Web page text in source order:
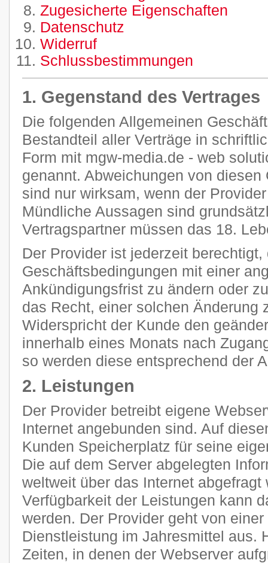
Zugesicherte Eigenschaften
Datenschutz
Widerruf
Schlussbestimmungen
1. Gegenstand des Vertrages
Die folgenden Allgemeinen
Bestandteil aller Verträge in
Form mit mgw-media.de - web
genannt. Abweichungen von
sind nur wirksam, wenn der
Mündliche Aussagen sind
Vertragspartner müssen das 18.
Der Provider ist jederzeit
Geschäftsbedingungen mit einer
Ankündigungsfrist zu ändern oder
das Recht, einer solchen Änderung
Widerspricht der Kunde den
innerhalb eines Monats nach
so werden diese entsprechend der
2. Leistungen
Der Provider betreibt eigene
Internet angebunden sind. Auf
Kunden Speicherplatz für seine
Die auf dem Server abgelegten
weltweit über das Internet
Verfügbarkeit der Leistungen kann
werden. Der Provider geht von
Dienstleistung im Jahresmittel aus.
Zeiten, in denen der Webserver